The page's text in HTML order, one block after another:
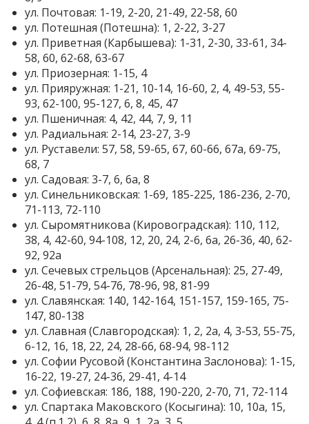
ул. Почтовая: 1-19, 2-20, 21-49, 22-58, 60
ул. Потешная (Потешна): 1, 2-22, 3-27
ул. Приветная (Карбышева): 1-31, 2-30, 33-61, 34-
58, 60, 62-68, 63-67
ул. Приозерная: 1-15, 4
ул. Прияружная: 1-21, 10-14, 16-60, 2, 4, 49-53, 55-
93, 62-100, 95-127, 6, 8, 45, 47
ул. Пшеничная: 4, 42, 44, 7, 9, 11
ул. Радиальная: 2-14, 23-27, 3-9
ул. Руставели: 57, 58, 59-65, 67, 60-66, 67а, 69-75,
68, 7
ул. Садовая: 3-7, 6, 6а, 8
ул. Синельниковская: 1-69, 185-225, 186-236, 2-70,
71-113, 72-110
ул. Сыромятникова (Кировоградская): 110, 112,
38, 4, 42-60, 94-108, 12, 20, 24, 2-6, 6а, 26-36, 40, 62-
92, 92а
ул. Сечевых стрельцов (Арсенальная): 25, 27-49,
26-48, 51-79, 54-76, 78-96, 98, 81-99
ул. Славянская: 140, 142-164, 151-157, 159-165, 75-
147, 80-138
ул. Славная (Славгородская): 1, 2, 2а, 4, 3-53, 55-75,
6-12, 16, 18, 22, 24, 28-66, 68-94, 98-112
ул. Софии Русовой (Константина Заслонова): 1-15,
16-22, 19-27, 24-36, 29-41, 4-14
ул. Софиевская: 186, 188, 190-220, 2-70, 71, 72-114
ул. Спартака Маковского (Косыгина): 10, 10а, 15,